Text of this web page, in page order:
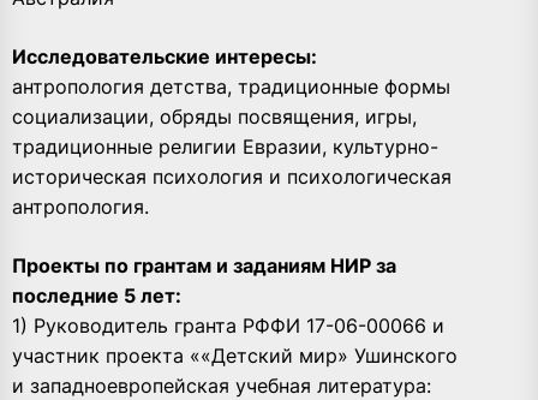
Исследовательские интересы:
антропология детства, традиционные формы
социализации, обряды посвящения, игры,
традиционные религии Евразии, культурно-
историческая психология и психологическая
антропология.
Проекты по грантам и заданиям НИР за
последние 5 лет:
1) Руководитель гранта РФФИ 17-06-00066 и
участник проекта ««Детский мир» Ушинского
и западноевропейская учебная литература: